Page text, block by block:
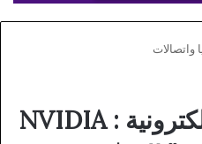
واتصالات
عشاق الالعاب الالكترونية : NVIDIA